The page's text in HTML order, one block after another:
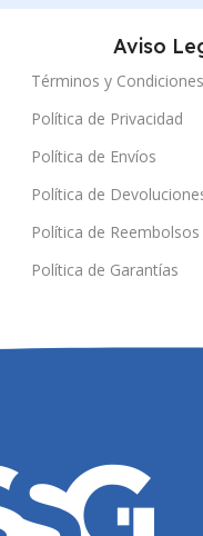
Aviso
Términos y Condiciones
Política de Privacidad
Política de Envíos
Política de
Política de Reembolsos
Política de Garantías